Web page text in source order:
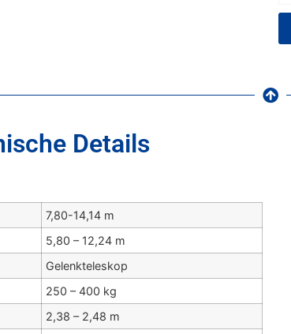
Details
7,80-14,14 m
5,80 – 12,24 m
Gelenkteleskop
250 – 400 kg
2,38 – 2,48 m